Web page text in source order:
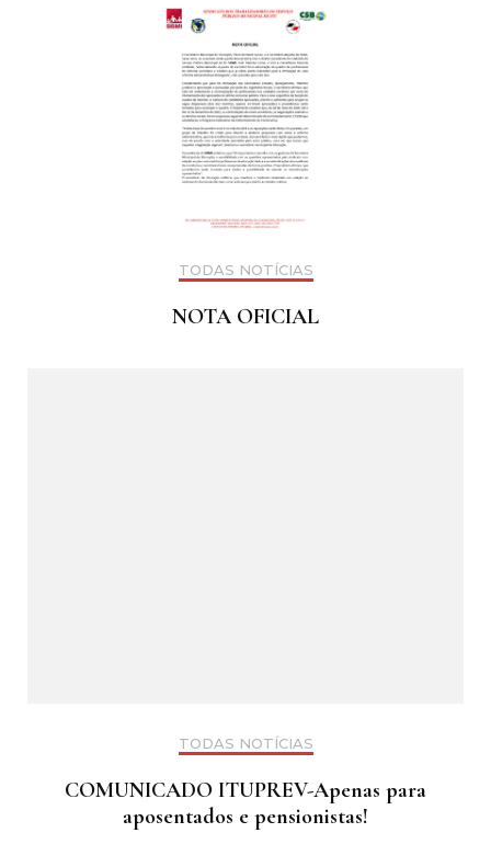
TODAS NOTÍCIAS
NOTA OFICIAL
TODAS NOTÍCIAS
COMUNICADO ITUPREV-Apenas para
aposentados e pensionistas!